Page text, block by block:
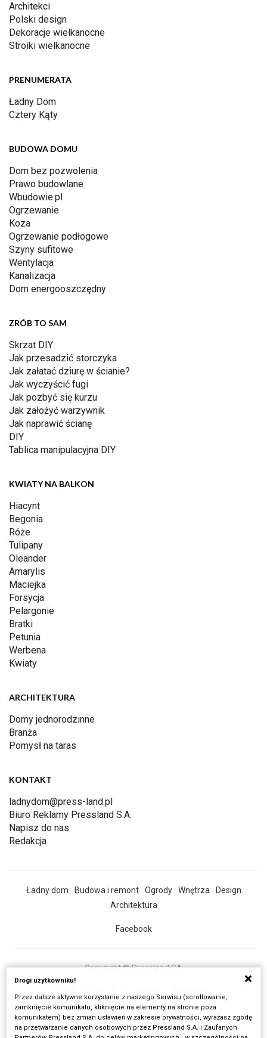
Architekci
Polski design
Dekoracje wielkanocne
Stroiki wielkanocne
PRENUMERATA
Ładny Dom
Cztery Kąty
BUDOWA DOMU
Dom bez pozwolenia
Prawo budowlane
Wbudowie.pl
Ogrzewanie
Koza
Ogrzewanie podłogowe
Szyny sufitowe
Wentylacja
Kanalizacja
Dom energooszczędny
ZRÓB TO SAM
Skrzat DIY
Jak przesadzić storczyka
Jak załatać dziurę w ścianie?
Jak wyczyścić fugi
Jak pozbyć się kurzu
Jak założyć warzywnik
Jak naprawić ścianę
DIY
Tablica manipulacyjna DIY
KWIATY NA BALKON
Hiacynt
Begonia
Róże
Tulipany
Oleander
Amarylis
Maciejka
Forsycja
Pelargonie
Bratki
Petunia
Werbena
Kwiaty
ARCHITEKTURA
Domy jednorodzinne
Branża
Pomysł na taras
KONTAKT
ladnydom@press-land.pl
Biuro Reklamy Pressland S.A.
Napisz do nas
Redakcja
Ładny dom Budowa i remont Ogrody Wnętrza
Design
Architektura
Facebook
Copyright © Pressland SA
Wszystkie artykuły
Realizacja: Fancybox.pl
Drogi użytkowniku!
Przez dalsze aktywne korzystanie z naszego Serwisu (scrollowanie,
zamknięcie komunikatu, kliknięcie na elementy na stronie poza
komunikatem) bez zmian ustawień w zakresie prywatności, wyrażasz zgodę
na przetwarzanie danych osobowych przez Pressland S.A. i Zaufanych